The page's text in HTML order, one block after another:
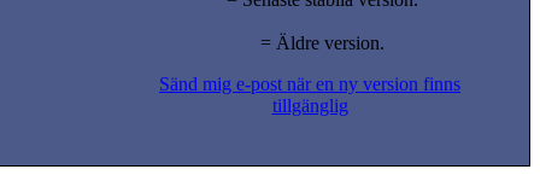
= Äldre version.
Sänd mig e-post när en ny version finns
tillgänglig